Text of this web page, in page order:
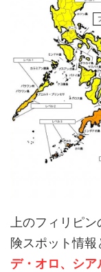
上のフィリピ
険スポット情報
デ・オロ、シ